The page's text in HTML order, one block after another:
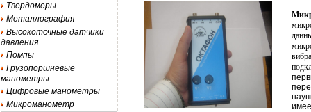
Твердомеры
Металлография
Высокоточные датчики
давления
Помпы
Грузопоршневые
манометры
Цифровые манометры
Микроманометр